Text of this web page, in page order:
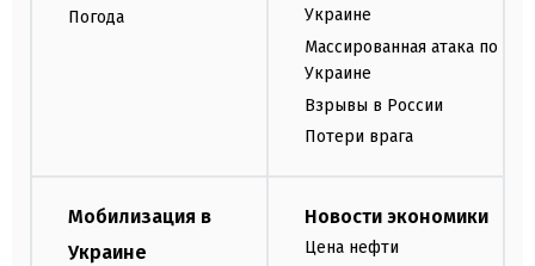
Погода
Украине
Массированная атака по
Украине
Взрывы в России
Потери врага
Мобилизация в
Украине
Новости экономики
Цена нефти